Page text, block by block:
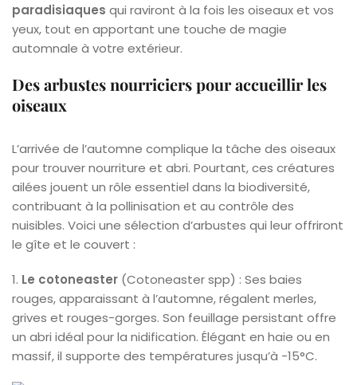
paradisiaques qui raviront à la fois les oiseaux et vos
yeux, tout en apportant une touche de magie
automnale à votre extérieur.
Des arbustes nourriciers pour accueillir les
oiseaux
L’arrivée de l’automne complique la tâche des oiseaux
pour trouver nourriture et abri. Pourtant, ces créatures
ailées jouent un rôle essentiel dans la biodiversité,
contribuant à la pollinisation et au contrôle des
nuisibles. Voici une sélection d’arbustes qui leur offriront
le gîte et le couvert :
1. Le cotoneaster (Cotoneaster spp) : Ses baies
rouges, apparaissant à l’automne, régalent merles,
grives et rouges-gorges. Son feuillage persistant offre
un abri idéal pour la nidification. Élégant en haie ou en
massif, il supporte des températures jusqu’à -15°C.